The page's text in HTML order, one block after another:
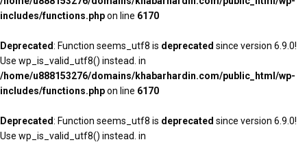
includes/functions.phpon line 6170
Deprecated: Function seems_utf8 is deprecated since version 6.9.0!
Use wp_is_valid_utf8() instead. in
/home/u888153276/domains/khabarhardin.com/public_html/wp-
includes/functions.phpon line 6170
Deprecated: Function seems_utf8 is deprecated since version 6.9.0!
Use wp_is_valid_utf8() instead. in